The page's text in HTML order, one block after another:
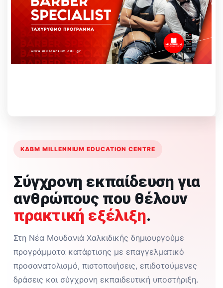
ΚΔΒΜ MILLENNIUM EDUCATION CENTRE
Σύγχρονη εκπαίδευση για
ανθρώπους που θέλουν
πρακτική εξέλιξη.
Στη Νέα Μουδανιά Χαλκιδικής δημιουργούμε
προγράμματα κατάρτισης με επαγγελματικό
προσανατολισμό, πιστοποιήσεις, επιδοτούμενες
δράσεις και σύγχρονη εκπαιδευτική υποστήριξη.